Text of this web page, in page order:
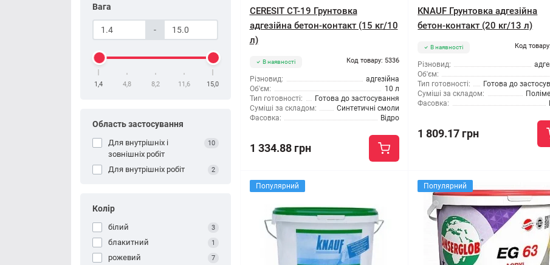
Вага
-
1,4 4,8 8,2 11,6 15,0
Область застосування
Для внутрішніх і
зовнішніх робіт
10
Для внутрішніх робіт 2
Колір
білий 3
блакитний 1
рожевий 7
CERESIT CT-19 Грунтовка
адгезійна бетон-контакт (15 кг/10
л)
В наявності Код товару: 5336
Різновид:
адгезійна
Об'єм:
10 л
Тип готовності:
Готова до застосування
Суміші за складом:
Синтетичні смоли
Фасовка:
Відро
1 334.88 грн
KNAUF Грунтовка адгезійна
бетон-контакт (20 кг/13 л)
В наявності Код
Різновид:
Об'єм:
Тип готовності:
Готова до
Суміші за складом:
Фасовка:
1 809.17 грн
Популярний Популярний